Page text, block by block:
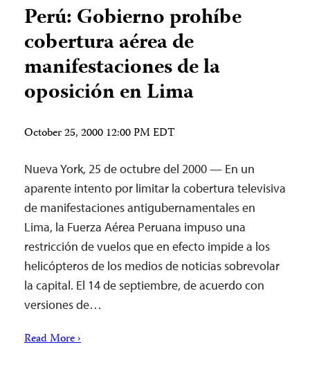
Perú: Gobierno prohíbe
cobertura aérea de
manifestaciones de la
oposición en Lima
October 25, 2000 12:00 PM EDT
Nueva York, 25 de octubre del 2000 — En un
aparente intento por limitar la cobertura televisiva
de manifestaciones antigubernamentales en
Lima, la Fuerza Aérea Peruana impuso una
restricción de vuelos que en efecto impide a los
helicópteros de los medios de noticias sobrevolar
la capital. El 14 de septiembre, de acuerdo con
versiones de…
Read More ›